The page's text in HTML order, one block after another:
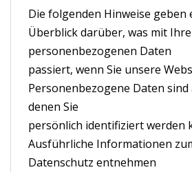
Die folgenden Hinweise geben
Überblick darüber, was mit
personenbezogenen Daten
passiert, wenn Sie unsere
Personenbezogene Daten
denen Sie
persönlich identifiziert werden
Ausführliche Informationen
Datenschutz entnehmen